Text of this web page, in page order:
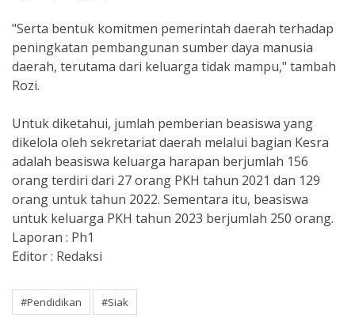
"Serta bentuk komitmen pemerintah daerah terhadap
peningkatan pembangunan sumber daya manusia
daerah, terutama dari keluarga tidak mampu," tambah
Rozi.
Untuk diketahui, jumlah pemberian beasiswa yang
dikelola oleh sekretariat daerah melalui bagian Kesra
adalah beasiswa keluarga harapan berjumlah 156
orang terdiri dari 27 orang PKH tahun 2021 dan 129
orang untuk tahun 2022. Sementara itu, beasiswa
untuk keluarga PKH tahun 2023 berjumlah 250 orang.
Laporan : Ph1
Editor : Redaksi
#Pendidikan #Siak